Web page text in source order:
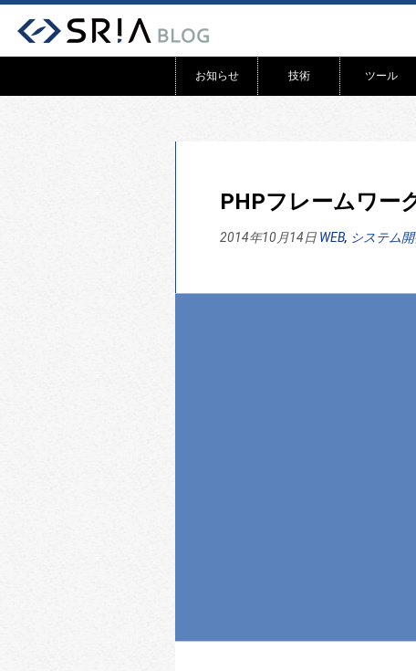
お知らせ 技術 ツール
PHPフレームワー
2014年10月14日 WEB, システム